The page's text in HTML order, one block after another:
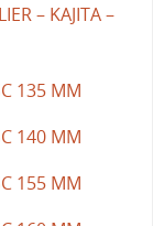
– KAJITA –
135 MM
140 MM
155 MM